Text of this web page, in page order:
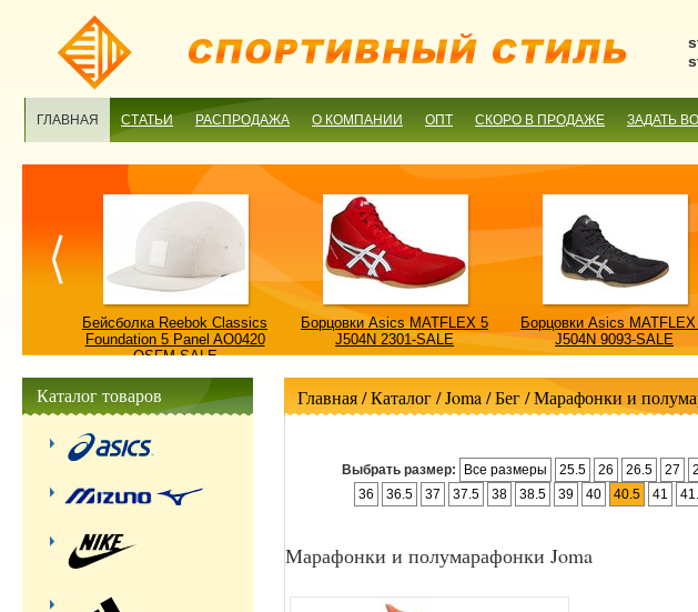
ГЛАВНАЯ СТАТЬИ РАСПРОДАЖА О КОМПАНИИ ОПТ СКОРО В ПРОДАЖЕ ЗАДАТЬ
Бейсболка Reebok Classics
Foundation 5 Panel AO0420
OSFM-SALE
Борцовки Asics MATFLEX 5
J504N 2301-SALE
Борцовки Asics
J504N 9093-SALE
Главная/ Каталог /Joma /Бег/Марафонки и
Выбрать размер: Все размеры 25.5 26 26.5 27
36
36.5 37 37.5 38 38.5 39 40 40.5 41
Марафонки и полумарафонки Joma
Каталог товаров